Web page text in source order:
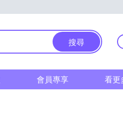
搜尋
會員專享 看更